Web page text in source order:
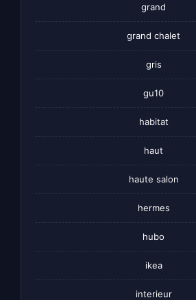
grand
grand chalet
gris
gu10
habitat
haut
haute salon
hermes
hubo
ikea
interieur